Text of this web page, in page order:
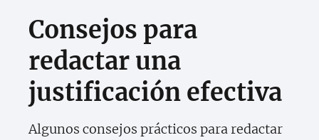
Consejos para
redactar una
justificación efectiva
Algunos consejos prácticos para redactar